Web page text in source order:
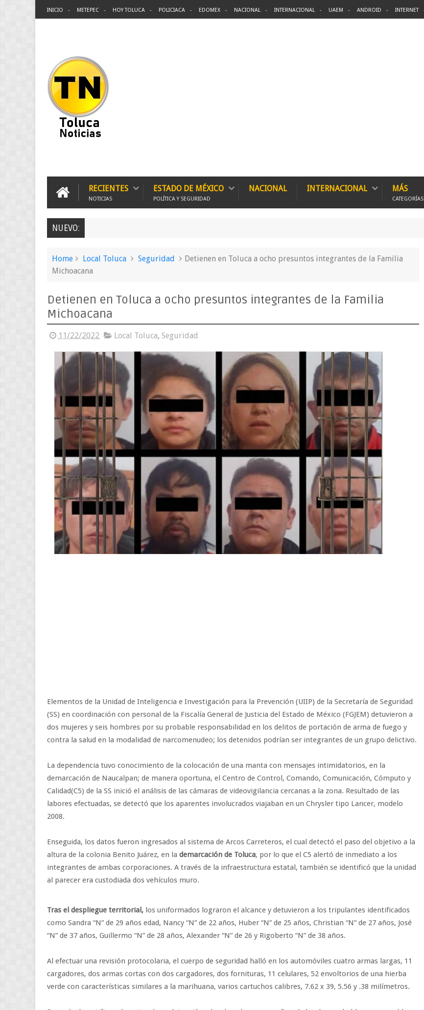
INICIO METEPEC HOY TOLUCA POLICIACA EDOMEX NACIONAL INTERNACIONAL UAEM ANDROID INTERNET
RECIENTES
NOTICIAS
ESTADO DE MÉXICO
POLÍTICA Y SEGURIDAD
NACIONAL INTERNACIONAL MÁS
CATEGORÍAS
NUEVO:
Home Local Toluca Seguridad
Detienen en Toluca a ocho presuntos integrantes de la Familia
Michoacana
Detienen en Toluca a ocho presuntos integrantes de la Familia
Michoacana
11/22/2022 Local Toluca, Seguridad
Elementos de la Unidad de Inteligencia e Investigación para la Prevención (UIIP) de la Secretaría de Seguridad
(SS) en coordinación con personal de la Fiscalía General de Justicia del Estado de México (FGJEM) detuvieron a
dos mujeres y seis hombres por su probable responsabilidad en los delitos de portación de arma de fuego y
contra la salud en la modalidad de narcomenudeo; los detenidos podrían ser integrantes de un grupo delictivo.
La dependencia tuvo conocimiento de la colocación de una manta con mensajes intimidatorios, en la
demarcación de Naucalpan; de manera oportuna, el Centro de Control, Comando, Comunicación, Cómputo y
Calidad(C5) de la SS inició el análisis de las cámaras de videovigilancia cercanas a la zona. Resultado de las
labores efectuadas, se detectó que los aparentes involucrados viajaban en un Chrysler tipo Lancer, modelo
2008.
Enseguida, los datos fueron ingresados al sistema de Arcos Carreteros, el cual detectó el paso del objetivo a la
altura de la colonia Benito Juárez, en la demarcación de Toluca, por lo que el C5 alertó de inmediato a los
integrantes de ambas corporaciones. A través de la infraestructura estatal, también se identificó que la unidad
al parecer era custodiada dos vehículos muro.
Tras el despliegue territorial, los uniformados lograron el alcance y detuvieron a los tripulantes identificados
como Sandra “N” de 29 años edad, Nancy “N” de 22 años, Huber “N” de 25 años, Christian “N” de 27 años, José
“N” de 37 años, Guillermo “N” de 28 años, Alexander “N” de 26 y Rigoberto “N” de 38 años.
Al efectuar una revisión protocolaria, el cuerpo de seguridad halló en los automóviles cuatro armas largas, 11
cargadores, dos armas cortas con dos cargadores, dos fornituras, 11 celulares, 52 envoltorios de una hierba
verde con características similares a la marihuana, varios cartuchos calibres, 7.62 x 39, 5.56 y .38 milímetros.